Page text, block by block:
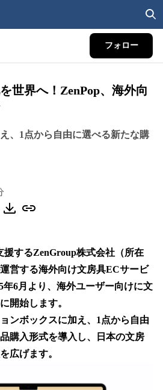
フォロー
世界へ！ZenPop、海外向
、1点から自由に選べる新たな購
援するZenGroup株式会社（所在
営する海外向け文房具ECサービ
年6月より、海外ユーザー向けに文
開始します。
ンボックスに加え、1点から自由
購入形式を導入し、日本の文房
広げます。